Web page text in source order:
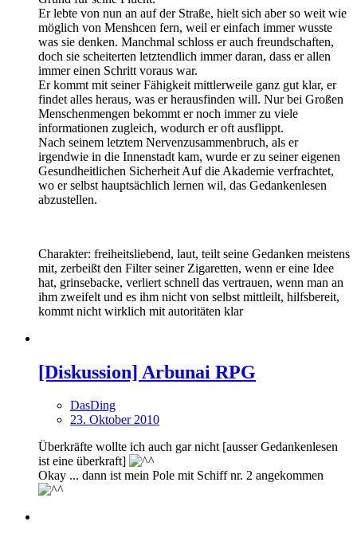
Er lebte von nun an auf der Straße, hielt sich aber so weit wie
möglich von Menshcen fern, weil er einfach immer wusste
was sie denken. Manchmal schloss er auch freundschaften,
doch sie scheiterten letztendlich immer daran, dass er allen
immer einen Schritt voraus war.
Er kommt mit seiner Fähigkeit mittlerweile ganz gut klar, er
findet alles heraus, was er herausfinden will. Nur bei Großen
Menschenmengen bekommt er noch immer zu viele
informationen zugleich, wodurch er oft ausflippt.
Nach seinem letztem Nervenzusammenbruch, als er
irgendwie in die Innenstadt kam, wurde er zu seiner eigenen
Gesundheitlichen Sicherheit Auf die Akademie verfrachtet,
wo er selbst hauptsächlich lernen wil, das Gedankenlesen
abzustellen.
Charakter: freiheitsliebend, laut, teilt seine Gedanken meistens
mit, zerbeißt den Filter seiner Zigaretten, wenn er eine Idee
hat, grinsebacke, verliert schnell das vertrauen, wenn man an
ihm zweifelt und es ihm nicht von selbst mittleilt, hilfsbereit,
kommt nicht wirklich mit autoritäten klar
[Diskussion] Arbunai RPG
DasDing
23. Oktober 2010
Überkräfte wollte ich auch gar nicht [ausser Gedankenlesen
ist eine überkraft]
Okay ... dann ist mein Pole mit Schiff nr. 2 angekommen